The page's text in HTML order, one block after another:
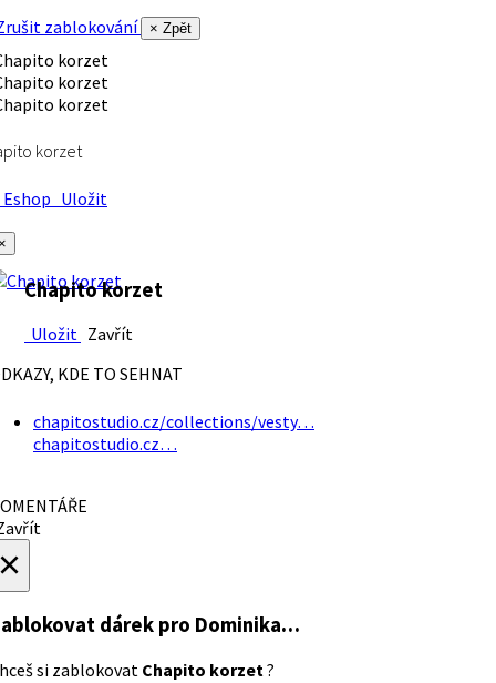
zablokování
× Zpět
korzet
Uložit
Chapito korzet
Uložit Zavřít
KDE TO SEHNAT
chapitostudio.cz/collections/vesty…
chapitostudio.cz…
dárek pro Dominika…
si zablokovat Chapito korzet?